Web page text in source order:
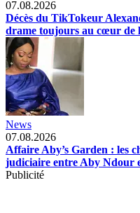
07.08.2026
Décès du TikTokeur
drame toujours au cœur de
News
07.08.2026
Affaire Aby’s Garden : les
judiciaire entre Aby Ndour
Publicité